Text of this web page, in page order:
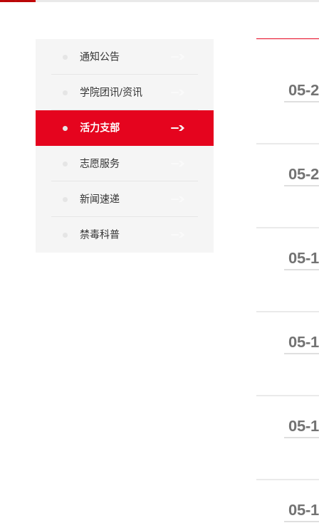
通知公告
学院团讯/资讯
活力支部
志愿服务
新闻速递
禁毒科普
05-
05-
05-
05-
05-
05-